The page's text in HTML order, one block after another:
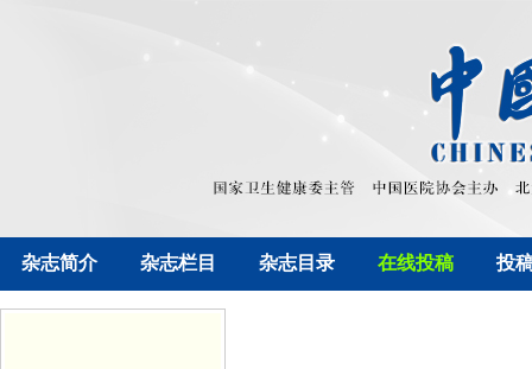
杂志简介 杂志栏目 杂志目录 在线投稿 投